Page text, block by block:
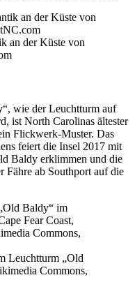
an der Küste von
“, wie der Leuchtturm auf
ist North Carolinas ältester
Flickwerk-Muster. Das
feiert die Insel 2017 mit
Baldy erklimmen und die
Fähre ab Southport auf die
Leuchtturm „Old
Commons,